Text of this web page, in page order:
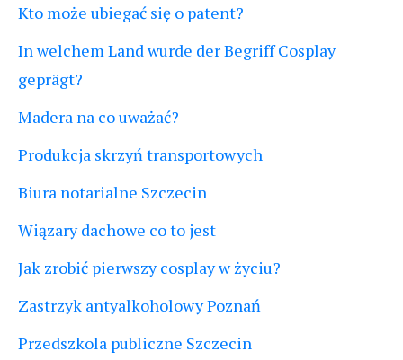
Kto może ubiegać się o patent?
In welchem Land wurde der Begriff Cosplay
geprägt?
Madera na co uważać?
Produkcja skrzyń transportowych
Biura notarialne Szczecin
Wiązary dachowe co to jest
Jak zrobić pierwszy cosplay w życiu?
Zastrzyk antyalkoholowy Poznań
Przedszkola publiczne Szczecin